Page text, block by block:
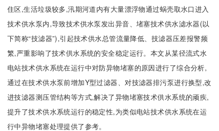
住区,生活垃圾较多,汛期河道内有大量漂浮物通过蜗壳取水口进入
技术供水泵内,导致技术供水泵发出异音、堵塞技术供水滤水器(以
下简称“技滤器”),引起技术供水总管流量降低、技滤器压差报警频
繁,严重影响了技术供水系统的安全稳定运行。本文从某径流式水
电站技术供水系统在运行中对防异物堵塞的原因进行了综合分析,
通过在技术供水泵前增加Y型过滤器、对技滤器排污泵进行换型,改
进技滤器测压管结构等方式,解决了异物堵塞技术供水系统的顽疾,
提升了技术供水系统运行的稳定性,为类似电站技术供水系统在运
行中异物堵塞处理提供了参考。